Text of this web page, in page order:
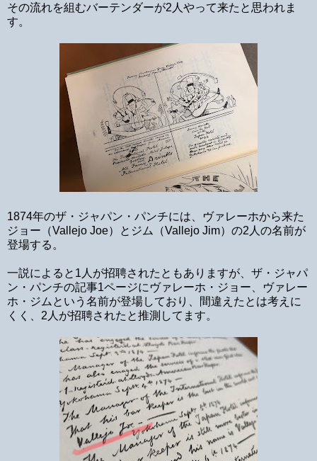
その流れを組むバーテンダーが2人やって来たと思われま
す。
1874年のザ・ジャパン・パンチには、ヴァレーホから来た
ジョー（Vallejo Joe）とジム（Vallejo Jim）の2人の名前が
登場する。
一説によると1人が招聘されたともありますが、ザ・ジャパ
ン・パンチの記事1ページにヴァレーホ・ジョー、ヴァレー
ホ・ジムという名前が登場しており、間違えたとは考えに
くく、2人が招聘されたと推測してます。